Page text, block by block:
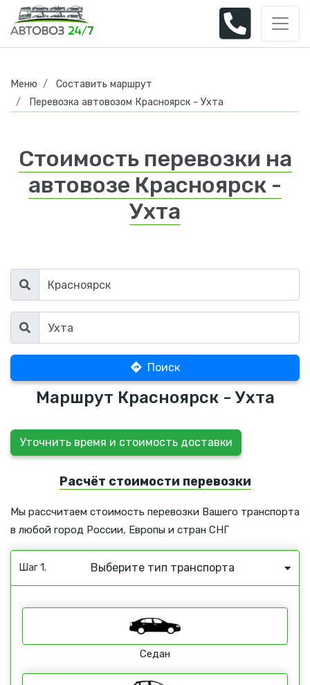
Меню
Составить маршрут
Перевозка автовозом Красноярск - Ухта
Стоимость перевозки на
автовозе Красноярск -
Ухта
Поиск
Маршрут Красноярск - Ухта
Уточнить время и стоимость доставки
Расчёт стоимости перевозки
Мы рассчитаем стоимость перевозки Вашего транспорта
в любой город России, Европы и стран СНГ
Шаг 1. Выберите тип транспорта
Седан